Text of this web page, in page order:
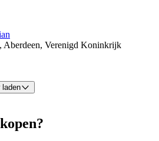
, Aberdeen, Verenigd Koninkrijk
laden